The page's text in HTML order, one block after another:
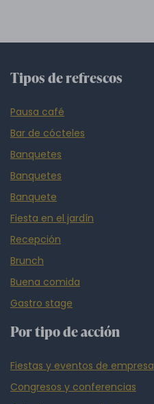
Tipos de refrescos
Pausa café
Bar de cócteles
Banquetes
Banquetes
Banquete
Fiesta en el jardín
Recepción
Brunch
Buena comida
Gastro stage
Por tipo de acción
Fiestas y eventos de empresa
Congresos y conferencias